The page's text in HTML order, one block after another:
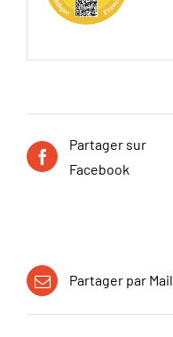
Partager sur
Facebook
Partager par Mail